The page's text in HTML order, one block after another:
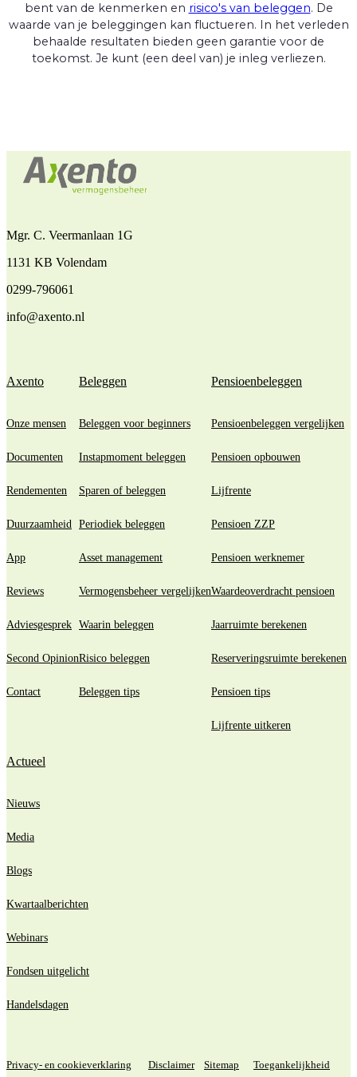
bent van de kenmerken en risico's van beleggen. De
waarde van je beleggingen kan fluctueren. In het verleden
behaalde resultaten bieden geen garantie voor de
toekomst. Je kunt (een deel van) je inleg verliezen.
Mgr. C. Veermanlaan 1G
1131 KB Volendam
0299-796061
info@axento.nl
Axento
Onze mensen
Documenten
Rendementen
Duurzaamheid
App
Reviews
Adviesgesprek
Second Opinion
Contact
Beleggen
Beleggen voor beginners
Instapmoment beleggen
Sparen of beleggen
Periodiek beleggen
Asset management
Vermogensbeheer vergelijken
Waarin beleggen
Risico beleggen
Beleggen tips
Pensioenbeleggen
Pensioenbeleggen vergelijken
Pensioen opbouwen
Lijfrente
Pensioen ZZP
Pensioen werknemer
Waardeoverdracht pensioen
Jaarruimte berekenen
Reserveringsruimte berekenen
Pensioen tips
Lijfrente uitkeren
Actueel
Nieuws
Media
Blogs
Kwartaalberichten
Webinars
Fondsen uitgelicht
Handelsdagen
Privacy- en cookieverklaring Disclaimer Sitemap Toegankelijkheid